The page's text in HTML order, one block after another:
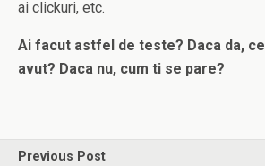
ai clickuri, etc.
Ai facut astfel de teste? Daca da,
avut? Daca nu, cum ti se pare?
Previous Post